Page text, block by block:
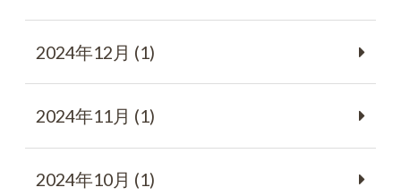
2024年12月 (1)
2024年11月 (1)
2024年10月 (1)